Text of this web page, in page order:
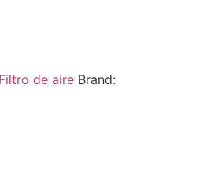
Filtro de aire Brand: